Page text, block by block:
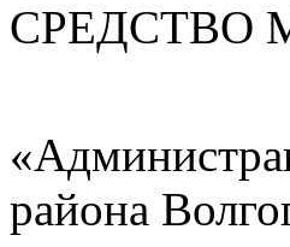
района